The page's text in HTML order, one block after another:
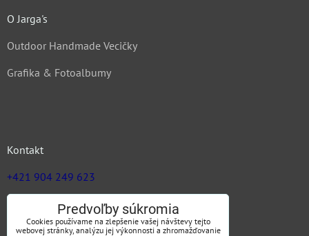
O Jarga's
Outdoor Handmade Vecičky
Grafika & Fotoalbumy
Kontakt
+421 904 249 623
zuz@jargas.skPredvoľby súkromia
Cookies používame na zlepšenie vašej návštevy tejto
webovej stránky, analýzu jej výkonnosti a zhromažďovanie